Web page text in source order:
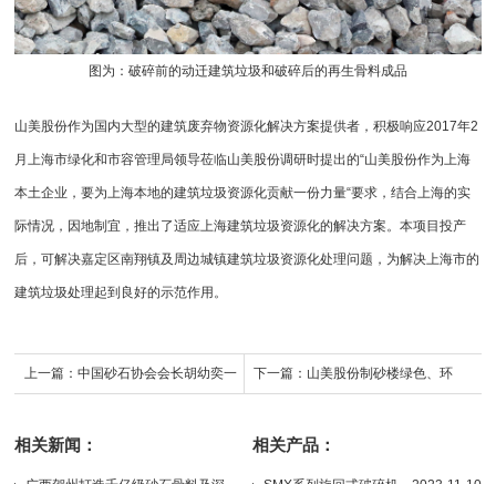
图为：破碎前的动迁建筑垃圾和破碎后的再生骨料成品
山美股份作为国内大型的建筑废弃物资源化解决方案提供者，积极响应2017年2
月上海市绿化和市容管理局领导莅临山美股份调研时提出的“山美股份作为上海
本土企业，要为上海本地的建筑垃圾资源化贡献一份力量“要求，结合上海的实
际情况，因地制宜，推出了适应上海建筑垃圾资源化的解决方案。本项目投产
后，可解决嘉定区南翔镇及周边城镇建筑垃圾资源化处理问题，为解决上海市的
建筑垃圾处理起到良好的示范作用。
上一篇： 中国砂石协会会长胡幼奕一 下一篇： 山美股份制砂楼绿色、环
相关新闻： 相关产品：